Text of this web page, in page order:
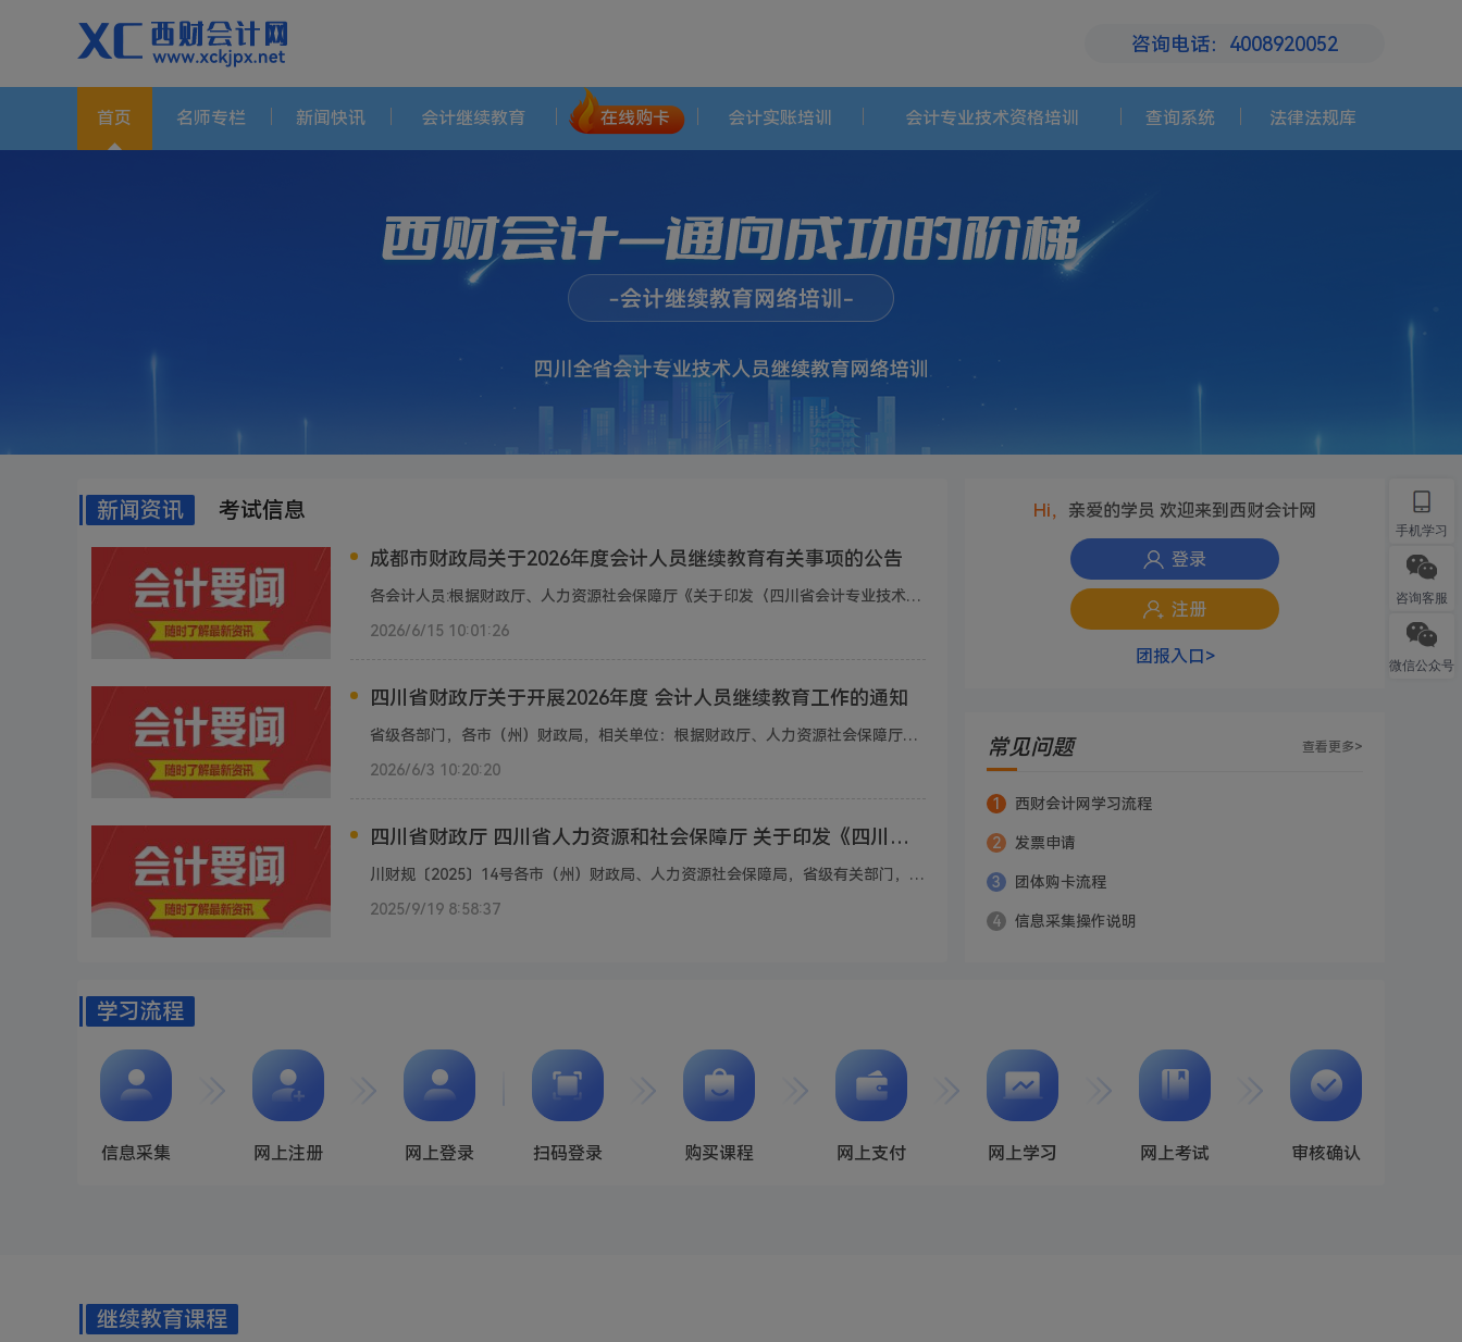
咨询电话：4008920052
首页 名师专栏 新闻快讯 会计继续教育 在线购卡 会计实账培训 会计专业技术资格培训 查询系统 法律法规库
手机学习
咨询客服
微信公众号
新闻资讯 考试信息
成都市财政局关于2026年度会计人员继续教育有关事项的公告
各会计人员:根据财政厅、人力资源社会保障厅《关于印发〈四川省会计专业技术人员继续教育实施办法〉的通知》(川财规〔2021〕12号)规定和财政厅《关于开展2026年度会计人员继续教育工作的通知》(川财会〔2026〕11号)要求,现就我市 2026 年度会计人员继续教育相关事项公告如下:一…
2026/6/15 10:01:26
四川省财政厅关于开展2026年度 会计人员继续教育工作的通知
省级各部门，各市（州）财政局，相关单位：根据财政厅、人力资源社会保障厅《关于印发〈四川省会计专业技术人员继续教育实施办法〉的通知》（川财规〔2021〕12号）规定，现就开展2026年度会计人员继续教育工作通知如下。一、继续教育范围及时间全省行政区域内国家机关、企业、…
2026/6/3 10:20:20
四川省财政厅 四川省人力资源和社会保障厅 关于印发《四川省会计高级职称申报评审基本条件》的通知
川财规〔2025〕14号各市（州）财政局、人力资源社会保障局，省级有关部门，有关单位：现将《四川省会计高级职称申报评审基本条件》印发你们，请结合实际，认真参照执行。 四川省财政厅 四川省人力资源和社会保障厅 2025年9月8日四川省会计高级职称申报评审基本条件第一章 总 …
2025/9/19 8:58:37
Hi， 亲爱的学员 欢迎来到西财会计网
登录
注册
团报入口>
常见问题 查看更多>
1 西财会计网学习流程
2 发票申请
3 团体购卡流程
4 信息采集操作说明
学习流程
信息采集 网上注册 网上登录 扫码登录 购买课程 网上支付 网上学习 网上考试 审核确认
继续教育课程